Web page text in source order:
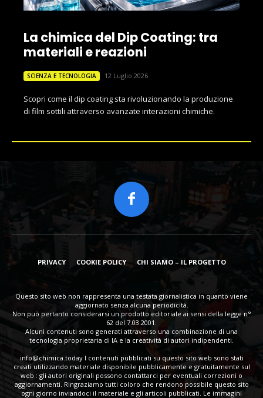
La chimica del Dip Coating: tra
materiali e reazioni
SCIENZA E TECNOLOGIA 12 Luglio 2026
Scopri come il dip coating sta rivoluzionando la produzione
di film sottili attraverso avanzate interazioni chimiche.
PRIVACY COOKIE POLICY CHI SIAMO – IL PROGETTO
Questo sito web non rappresenta una testata giornalistica in quanto viene
aggiornato senza alcuna periodicità.
Non può pertanto considerarsi un prodotto editoriale ai sensi della legge n°
62 del 7.03.2001.
Alcuni contenuti sono generati attraverso una combinazione di una
tecnologia proprietaria di IA e la creatività di autori indipendenti.
info@chimica.todayI contenuti pubblicati su questo sito web sono stati
creati utilizzando materiale disponibile pubblicamente e gratuitamente sul
web : gli autori originali possono contattarci per eventuali correzioni o
aggiornamenti. Ringraziamo tutti coloro che rendono possibile questo sito
ogni giorno inviandoci il materiale e gli articoli pubblicati. Le immagini